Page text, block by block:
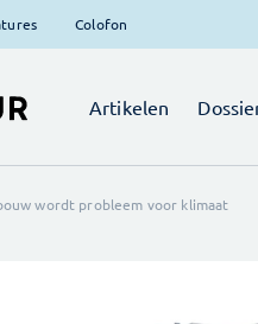
Colofon
Artikelen
wordt probleem voor klimaat